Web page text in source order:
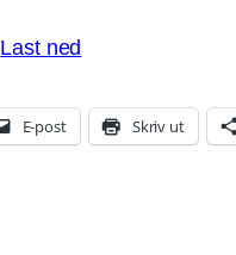
Last ned
E-post Skriv ut